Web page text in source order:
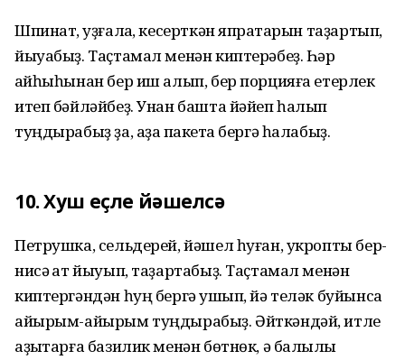
Шпинат, ҡуҙғалаҡ, кесерткән япраҡтарын таҙартып,
йыуабыҙ. Таҫтамал менән киптерәбеҙ. Һәр
ҡайһыһынан бер иш алып, бер порцияға етерлек
итеп бәйләйбеҙ. Унан башта йәйеп һалып
туңдырабыҙ ҙа, аҙаҡ пакетҡа бергә һалабыҙ.
10. Хуш еҫле йәшелсә
Петрушка, сельдерей, йәшел һуған, укропты бер-
нисә ҡат йыуып, таҙартабыҙ. Таҫтамал менән
киптергәндән һуң бергә ҡушып, йә теләк буйынса
айырым-айырым туңдырабыҙ. Әйткәндәй, итле
аҙыҡтарға базилик менән бөтнөк, ә балыҡлы